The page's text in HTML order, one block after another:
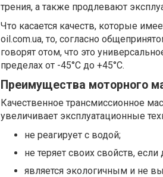
трения, а также продлевают
Что касается качеств, которые
oil.com.ua, то, согласно
говорят отом, что это
пределах от -45°С до +45°С.
Преимущества моторного
Качественное трансмиссионное
увеличивает эксплуатационные
не реагирует с водой;
не теряет своих свойств,
является экологичным и не